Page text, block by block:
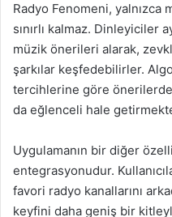
Radyo Fenomeni,
sınırlı kalmaz. Dinleyiciler
müzik önerileri alarak,
şarkılar keşfedebilirler.
tercihlerine göre
da eğlenceli hale
Uygulamanın bir diğer
entegrasyonudur.
favori radyo kanallarını
keyfini daha geniş bir